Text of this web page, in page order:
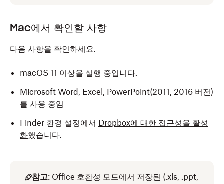
Mac에서 확인할 사항
다음 사항을 확인하세요.
macOS 11 이상을 실행 중입니다.
Microsoft Word, Excel, PowerPoint(2011, 2016 버전)
를 사용 중임
Finder 환경 설정에서 Dropbox에 대한 접근성을 활성
화했습니다.
참고: Office 호환성 모드에서 저장된 (.xls, .ppt,